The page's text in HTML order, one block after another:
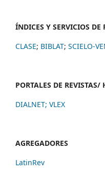
ÍNDICES Y SERVICIOS DE
CLASE; BIBLAT; SCIELO-
PORTALES DE REVISTAS/
DIALNET; VLEX
AGREGADORES
LatinRev